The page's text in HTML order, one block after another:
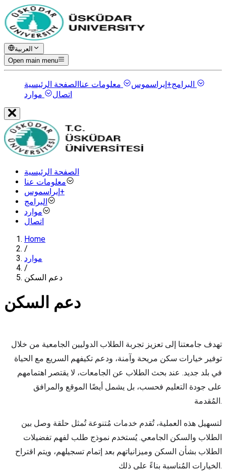
العربية
Open main menu
الصفحة الرئيسيةمعلومات عنا إيراسموس+البرامج
موارد
اتصال
الصفحة الرئيسية
معلومات عنا
إيراسموس+
البرامج
موارد
اتصال
Home
/
موارد
/
دعم السكن
دعم السكن
تهدف جامعتنا إلى تعزيز تجربة الطلاب الدوليين الجامعية من خلال
توفير خيارات سكن مريحة وآمنة، ودعم تكيفهم السريع مع الحياة
في بلد جديد. عند بحث الطلاب عن الجامعات، لا يقتصر اهتمامهم
على جودة التعليم فحسب، بل يشمل أيضًا الموقع والمرافق
المُقدمة.
لتسهيل هذه العملية، تُقدم خدمات مُتنوعة تُمثل حلقة وصل بين
الطلاب والسكن الجامعي. يُستخدم نموذج طلب لفهم تفضيلات
الطلاب بشأن السكن وميزانياتهم بعد إتمام تسجيلهم، ويتم اقتراح
الخيارات المُناسبة بناءً على ذلك.